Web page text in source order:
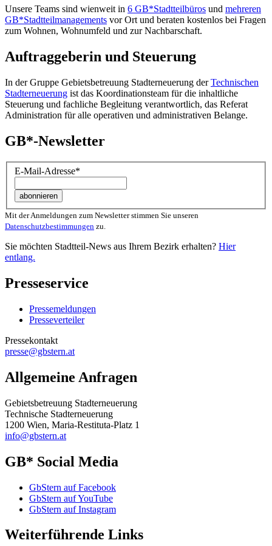
Unsere Teams sind wienweit in 6 GB*Stadtteilbüros und mehreren
GB*Stadtteilmanagements vor Ort und beraten kostenlos bei Fragen
zum Wohnen, Wohnumfeld und zur Nachbarschaft.
Auftraggeberin und Steuerung
In der Gruppe Gebietsbetreuung Stadterneuerung derTechnischen
Stadterneuerung ist das Koordinationsteam für die inhaltliche
Steuerung und fachliche Begleitung verantwortlich, das Referat
Administration für alle operativen und administrativen Belange.
GB*-Newsletter
E-Mail-Adresse*
Mit der Anmeldungen zum Newsletter stimmen Sie unseren
Datenschutzbestimmungen zu.
Sie möchten Stadtteil-News aus Ihrem Bezirk erhalten? Hier
entlang.
Presseservice
Pressemeldungen
Presseverteiler
Pressekontakt
presse@gbstern.at
Allgemeine Anfragen
Gebietsbetreuung Stadterneuerung
Technische Stadterneuerung
1200 Wien, Maria-Restituta-Platz 1
info@gbstern.at
GB* Social Media
GbStern auf Facebook
GbStern auf YouTube
GbStern auf Instagram
Weiterführende Links